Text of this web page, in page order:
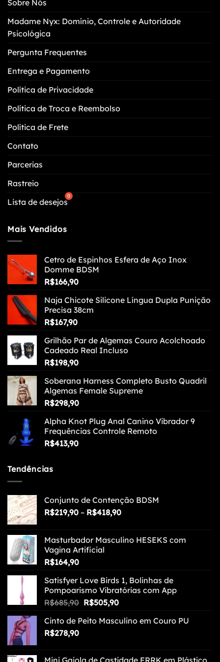
ser
na
página
produto
Sobre Nós
Madame Nyx: Domínio, Controle e Autoridade
Psicológica
Pergunta Frequentes
Entrega e Pagamento
Política de Privacidade
Política de Troca e Reembolso
Política de Frete
Contato
Parcerias
Rastreio
Lista de desejos
Mais Vendidos
Cetro de Espinhos Esfera de Aço Inox
Domme BDSM
R$166,90
Naja Chicote Silicone Língua Dupla Punição
Precisa 38cm
R$167,90
Grilhão Par de Algemas Couro Acolchoado
Cadeado Real Incluso
R$198,90
Soberana Harness Completo Busto Quadril
Algemas Female Supreme
R$298,90
Alpha Knot Plug Anal Canino Vibrador 9
Frequências Controle Remoto
R$413,90
Tendências
Conjunto de Contenção BDSM
R$219,90 – R$418,90Faixa
R$219,90
Masturbador Masculino HESEKS com
Vagina Artificial
R$164,90
Satisfyer Love Birds 1, Bolinhas de
Pompoarismo Vibratórias com App
R$685,90 O
original
R$505,90O
atual
Cinto de Peito Masculino em Couro PU
R$278,90
Mini Gaiola de Castidade FRRK em Plástico